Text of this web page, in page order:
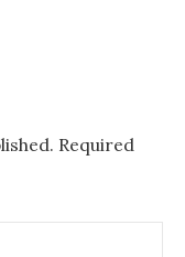
Required